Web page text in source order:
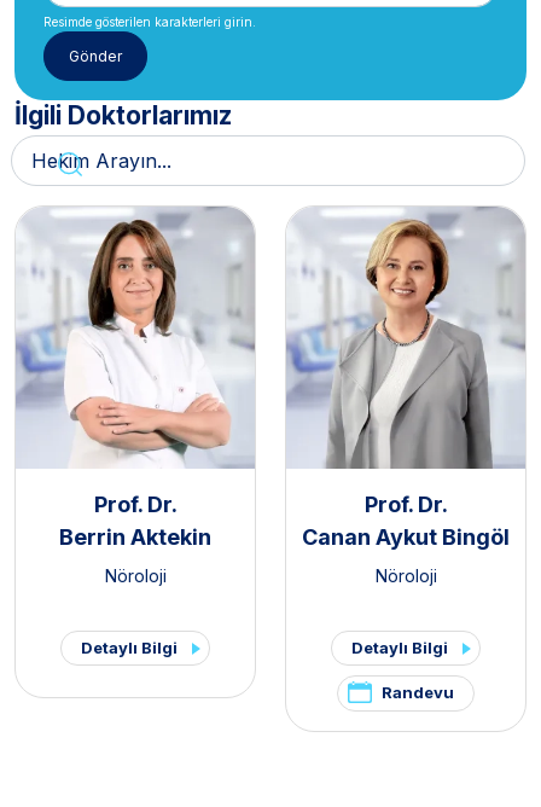
Resimde gösterilen karakterleri girin.
İlgili Doktorlarımız
Prof. Dr.
Berrin Aktekin
Nöroloji
Detaylı Bilgi
Prof. Dr.
Canan Aykut Bingöl
Nöroloji
Detaylı Bilgi
Randevu